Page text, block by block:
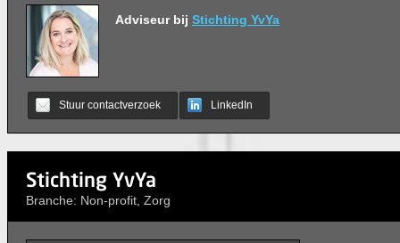
Adviseur bij Stichting YvYa
Stuur contactverzoek LinkedIn
Stichting YvYa
Branche: Non-profit, Zorg